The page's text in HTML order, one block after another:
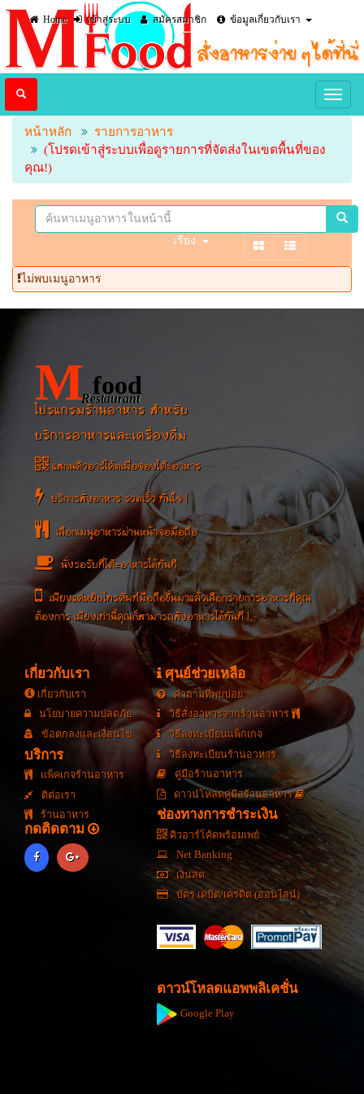
Home เข้าสู่ระบบ สมัครสมาชิก ข้อมูลเกี่ยวกับเรา
หน้าหลัก
รายการอาหาร
(โปรดเข้าสู่ระบบเพื่อดูรายการที่จัดส่งในเขตพื้นที่ของ
คุณ!)
เรียง
ไม่พบเมนูอาหาร
M food
Restaurant
โปรแกรมร้านอาหาร สำหรับ
บริการอาหารและเครื่องดื่ม
แสกนคิวอาร์โค้ดเพื่อจองโต๊ะอาหาร
บริการสั่งอาหาร รวดเร็ว ทันใจ !
เลือกเมนูอาหารผ่านหน้าจอมือถือ
นั่งรอรับที่โต๊ะอาหารได้ทันที
เพียงแค่หยิบโทรศัพท์มือถือขึ้นมาแล้วเลือกรายการอาหารที่คุณ
ต้องการ เพียงเท่านี้คุณก็สามารถสั่งอาหารได้ทันที !
เกี่ยวกับเรา
เกี่ยวกับเรา
นโยบายความปลดภัย
ข้อตกลงและเงื่อนไข
บริการ
แพ็คเกจร้านอาหาร
ติต่อเรา
ร้านอาหาร
กดติดตาม
ศุนย์ช่วยเหลือ
คำถามที่พบบ่อย
วิธีสั่งอาหารจากร้านอาหาร
วิธีลงทะเบียนแพ็กเกจ
วิธีลงทะเบียนร้านอาหาร
คู่มือร้านอาหาร
ดาวน์โหลดคู่มือร้านอาหาร
ช่องทางการชำระเงิน
คิวอาร์โค้ดพร้อมเพย์
Net Banking
เงินสด
บัตร เดบิต/เครดิต (ออนไลน์)
ดาวน์โหลดแอพพลิเคชั่น
Google Play